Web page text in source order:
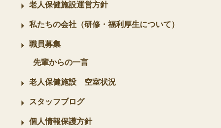
老人保健施設運営方針
私たちの会社（研修・福利厚生について）
職員募集
先輩からの一言
老人保健施設 空室状況
スタッフブログ
個人情報保護方針